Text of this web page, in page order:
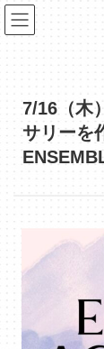
コ
ン
テ
ン
キ
ッ
ナ
ビ
ゲ
ー
に
移
7/16（木
サリーを